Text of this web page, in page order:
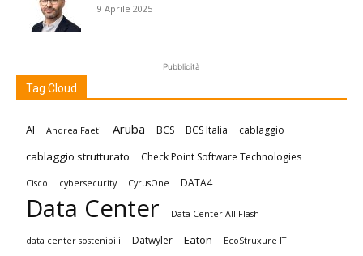
9 Aprile 2025
Pubblicità
Tag Cloud
AI Andrea Faeti Aruba BCS BCS Italia cablaggio
cablaggio strutturato Check Point Software Technologies
Cisco cybersecurity CyrusOne DATA4
Data Center Data Center All-Flash
data center sostenibili Datwyler Eaton EcoStruxure IT